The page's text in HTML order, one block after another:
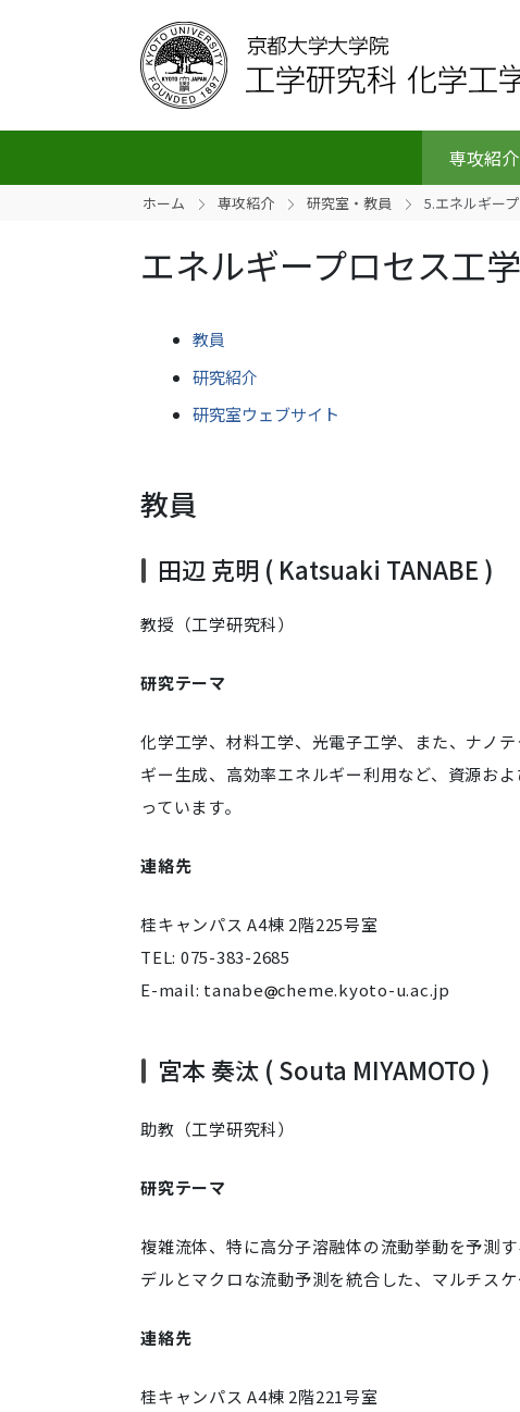
専攻紹介
ホーム 専攻紹介 研究室・教員 5.エネルギー
エネルギープロセス工学
教員
研究紹介
研究室ウェブサイト
教員
田辺 克明 ( Katsuaki TANABE )
教授（工学研究科）
研究テーマ
化学工学、材料工学、光電子工学、また、ナノ
ギー生成、高効率エネルギー利用など、資源お
っています。
連絡先
桂キャンパス A4棟 2階225号室
TEL: 075-383-2685
E-mail: tanabe
cheme.kyoto-u.ac.jp
宮本 奏汰 ( Souta MIYAMOTO )
助教（工学研究科）
研究テーマ
複雑流体、特に高分子溶融体の流動挙動を予測
デルとマクロな流動予測を統合した、マルチス
連絡先
桂キャンパス A4棟 2階221号室